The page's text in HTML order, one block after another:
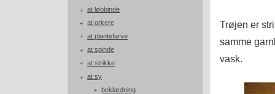
at løbbinde
at orkere
at plantefarve
at spinde
at strikke
at sy
beklædning
Trøjen er
samme
vask.